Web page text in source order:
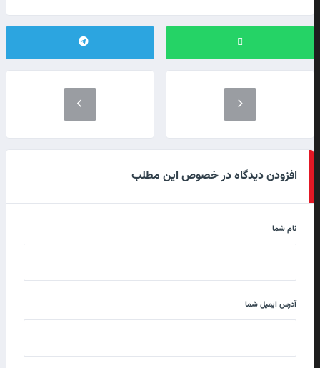
افزودن دیدگاه در خصوص این مطلب
نام شما
آدرس ایمیل شما